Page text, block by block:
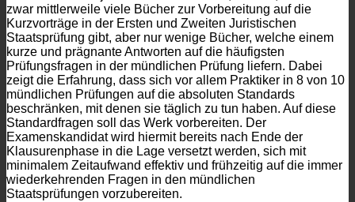
zwar mittlerweile viele Bücher zur Vorbereitung auf die
Kurzvorträge in der Ersten und Zweiten Juristischen
Staatsprüfung gibt, aber nur wenige Bücher, welche einem
kurze und prägnante Antworten auf die häufigsten
Prüfungsfragen in der mündlichen Prüfung liefern. Dabei
zeigt die Erfahrung, dass sich vor allem Praktiker in 8 von 10
mündlichen Prüfungen auf die absoluten Standards
beschränken, mit denen sie täglich zu tun haben. Auf diese
Standardfragen soll das Werk vorbereiten. Der
Examenskandidat wird hiermit bereits nach Ende der
Klausurenphase in die Lage versetzt werden, sich mit
minimalem Zeitaufwand effektiv und frühzeitig auf die immer
wiederkehrenden Fragen in den mündlichen
Staatsprüfungen vorzubereiten.